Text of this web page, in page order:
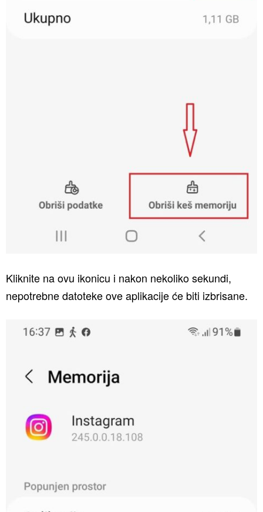
Kliknite na ovu ikonicu i nakon nekoliko sekundi,
nepotrebne datoteke ove aplikacije će biti izbrisane.